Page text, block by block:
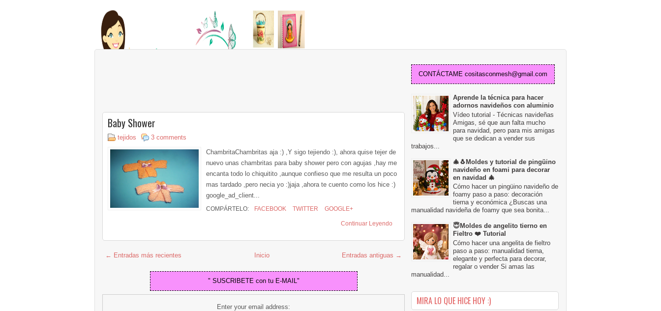
Baby Shower
tejidos
3 comments
ChambritaChambritas aja :) ,Y sigo tejiendo :), ahora quise tejer de
nuevo unas chambritas para baby shower pero con agujas ,hay me
encanta todo lo chiquitito ,aunque confieso que me resulta un poco
mas tardado ,pero necia yo :)jaja ,ahora te cuento como los hice :)
google_ad_client...
COMPÁRTELO: FACEBOOK TWITTER GOOGLE+
Continuar Leyendo
← Entradas más recientes Entradas antiguas →
Inicio
" SUSCRIBETE con tu E-MAIL"
Enter your email address:
CONTÁCTAME cositasconmesh@gmail.com
Aprende la técnica para hacer
adornos navideños con aluminio
Vídeo tutorial - Técnicas navideñas
Amigas, sé que aun falta mucho
para navidad, pero para mis amigas
que se dedican a vender sus
trabajos...
🎄🐧Moldes y tutorial de pingüino
navideño en foami para decorar
en navidad 🎄
Cómo hacer un pingüino navideño de
foamy paso a paso: decoración
tierna y económica ¿Buscas una
manualidad navideña de foamy que sea bonita...
😇Moldes de angelito tierno en
Fieltro ❤️ Tutorial
Cómo hacer una angelita de fieltro
paso a paso: manualidad tierna,
elegante y perfecta para decorar,
regalar o vender Si amas las
manualidad...
MIRA LO QUE HICE HOY :)